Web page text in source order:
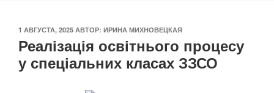
ОПУБЛИКОВАНО
1 АВГУСТА, 2025 АВТОР: ИРИНА МИХНОВЕЦКАЯ
Реалізація освітнього процесу
у спеціальних класах ЗЗСО